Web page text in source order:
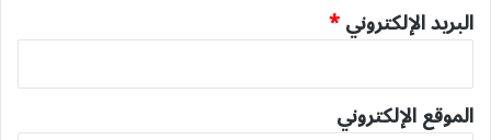
البريد الإلكتروني*
الموقع الإلكتروني